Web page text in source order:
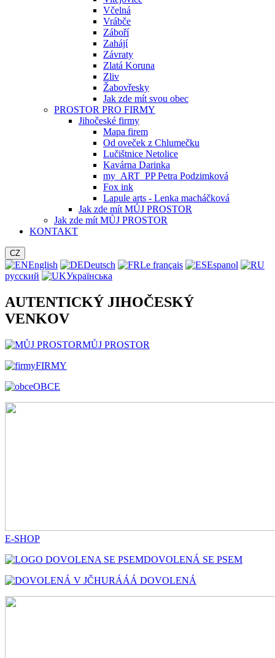
Včelná
Vrábče
Záboří
Zahájí
Závraty
Zlatá Koruna
Zliv
Žabovřesky
Jak zde mít svou obec
PROSTOR PRO FIRMY
Jihočeské firmy
Mapa firem
Od oveček z Chlumečku
Lučištnice Netolice
Kavárna Darinka
my_ART_PP Petra Podzimková
Fox ink
Lapule arts - Lenka macháčková
Jak zde mít MŮJ PROSTOR
Jak zde mít MŮJ PROSTOR
KONTAKT
CZ
English Deutsch Le français
Espanol
русский
Українська
AUTENTICKÝ JIHOČESKÝ
VENKOV
MŮJ PROSTOR
FIRMY
OBCE
E-SHOP
DOVOLENÁ SE PSEM
HURÁÁÁ DOVOLENÁ